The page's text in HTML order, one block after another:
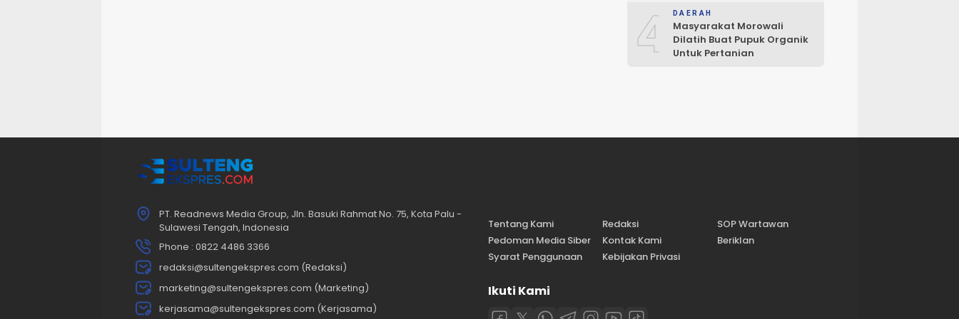
4
DAERAH
Masyarakat Morowali
Dilatih Buat Pupuk Organik
Untuk Pertanian
PT. Readnews Media Group, Jln. Basuki Rahmat No. 75, Kota Palu -
Sulawesi Tengah, Indonesia
Phone : 0822 4486 3366
redaksi@sultengekspres.com (Redaksi)
marketing@sultengekspres.com (Marketing)
kerjasama@sultengekspres.com (Kerjasama)
Tentang Kami Redaksi
SOP Wartawan
Pedoman Media Siber
Kontak Kami
Beriklan
Syarat Penggunaan
Kebijakan Privasi
Ikuti Kami